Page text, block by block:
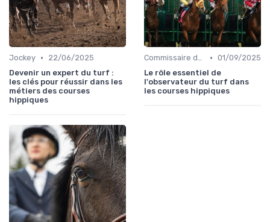
Jockey •
22/06/2025
Devenir un expert du turf :
les clés pour réussir dans les
métiers des courses
hippiques
Commissaire de course • 01/09/2025
Le rôle essentiel de
l'observateur du turf dans
les courses hippiques